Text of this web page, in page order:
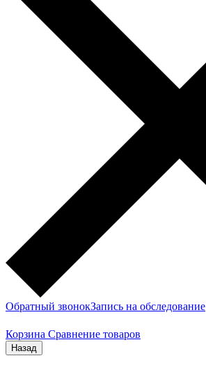
Обратный звонокЗапись на обследование
Корзина Сравнение товаров
Назад